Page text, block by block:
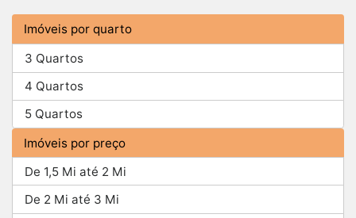
Imóveis por quarto
3 Quartos
4 Quartos
5 Quartos
Imóveis por preço
De 1,5 Mi até 2 Mi
De 2 Mi até 3 Mi